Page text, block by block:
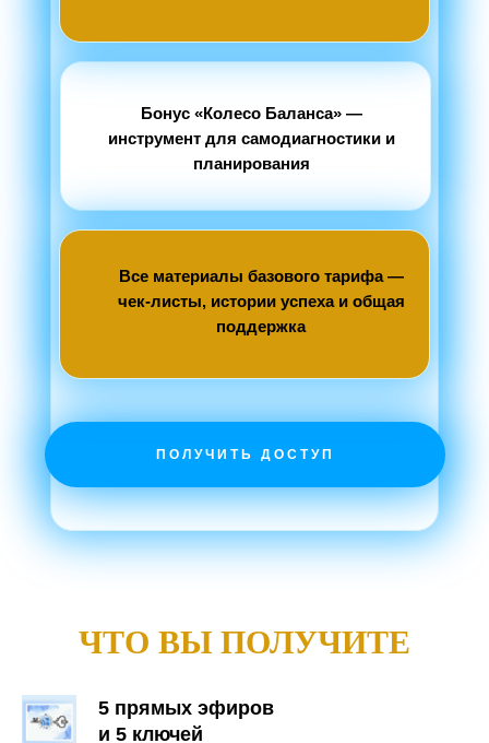
ПОЛУЧИТЬ ДОСТУП
Все материалы базового тарифа —
чек-листы, истории успеха и общая
поддержка
Бонус «Колесо Баланса» —
инструмент для самодиагностики и
планирования
ЧТО ВЫ ПОЛУЧИТЕ
5 прямых эфиров
и 5 ключей